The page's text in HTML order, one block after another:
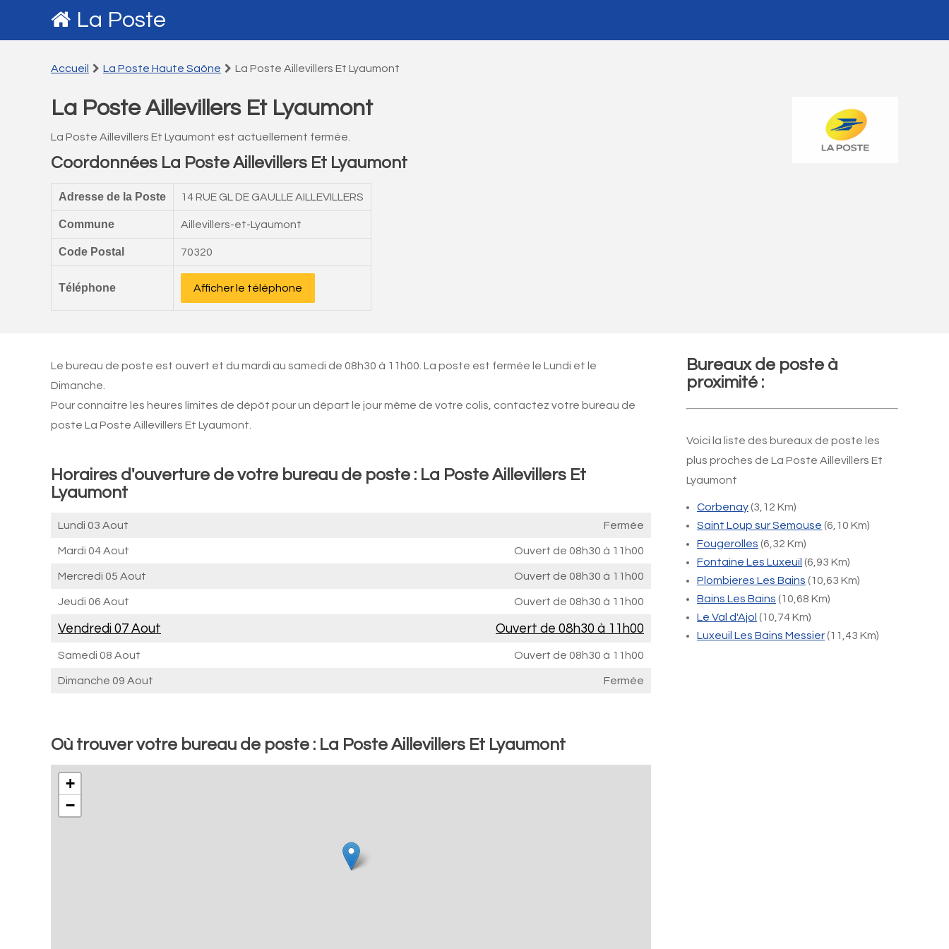
La Poste
Accueil La Poste Haute Saône La Poste Aillevillers Et Lyaumont
La Poste Aillevillers Et Lyaumont
La Poste Aillevillers Et Lyaumont est actuellement fermée.
Coordonnées La Poste Aillevillers Et Lyaumont
Adresse de la Poste 14 RUE GL DE GAULLE AILLEVILLERS
Commune Aillevillers-et-Lyaumont
Code Postal 70320
Téléphone Afficher le téléphone
Le bureau de poste est ouvert et du mardi au samedi de 08h30 à 11h00. La poste est fermée le Lundi et le
Dimanche.
Pour connaitre les heures limites de dépôt pour un départ le jour même de votre colis, contactez votre bureau de
poste La Poste Aillevillers Et Lyaumont.
Horaires d'ouverture de votre bureau de poste : La Poste Aillevillers Et
Lyaumont
Lundi 03 Aout Fermée
Mardi 04 Aout Ouvert de 08h30 à 11h00
Mercredi 05 Aout Ouvert de 08h30 à 11h00
Jeudi 06 Aout Ouvert de 08h30 à 11h00
Vendredi 07 Aout Ouvert de 08h30 à 11h00
Samedi 08 Aout Ouvert de 08h30 à 11h00
Dimanche 09 Aout Fermée
Où trouver votre bureau de poste : La Poste Aillevillers Et Lyaumont
+
−
Bureaux de poste à
proximité :
Voici la liste des bureaux de poste les
plus proches de La Poste Aillevillers Et
Lyaumont
Corbenay(3,12 Km)
Saint Loup sur Semouse (6,10 Km)
Fougerolles (6,32 Km)
Fontaine Les Luxeuil (6,93 Km)
Plombieres Les Bains (10,63 Km)
Bains Les Bains (10,68 Km)
Le Val d'Ajol (10,74 Km)
Luxeuil Les Bains Messier(11,43 Km)